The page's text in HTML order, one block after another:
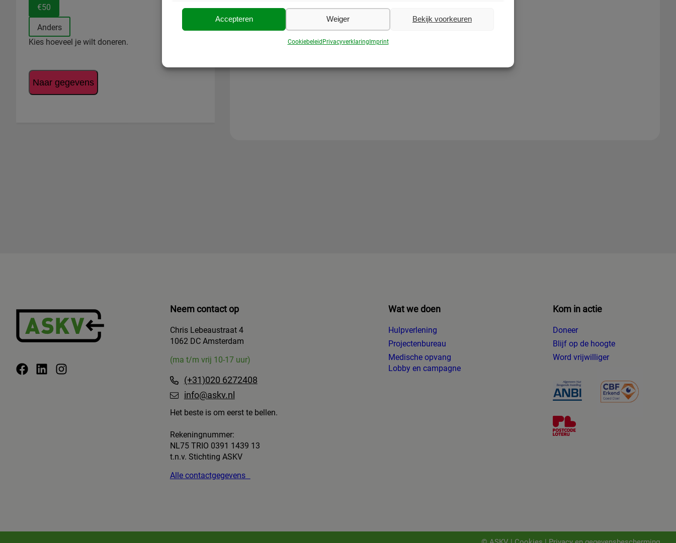
Accepteren Weiger Bekijk voorkeuren
CookiebeleidPrivacyverklaringImprint
€50
Anders
Kies hoeveel je wilt doneren.
Naar gegevens
Neem contact op
Chris Lebeaustraat 4
1062 DC Amsterdam
(ma t/m vrij 10-17 uur)
(+31)020 6272408
info@askv.nl
Het beste is om eerst te bellen.
Rekeningnummer:
NL75 TRIO 0391 1439 13
t.n.v. Stichting ASKV
Alle contactgegevens
Wat we doen
Hulpverlening
Projectenbureau
Medische opvang
Lobby en campagne
Kom in actie
Doneer
Blijf op de hoogte
Word vrijwilliger